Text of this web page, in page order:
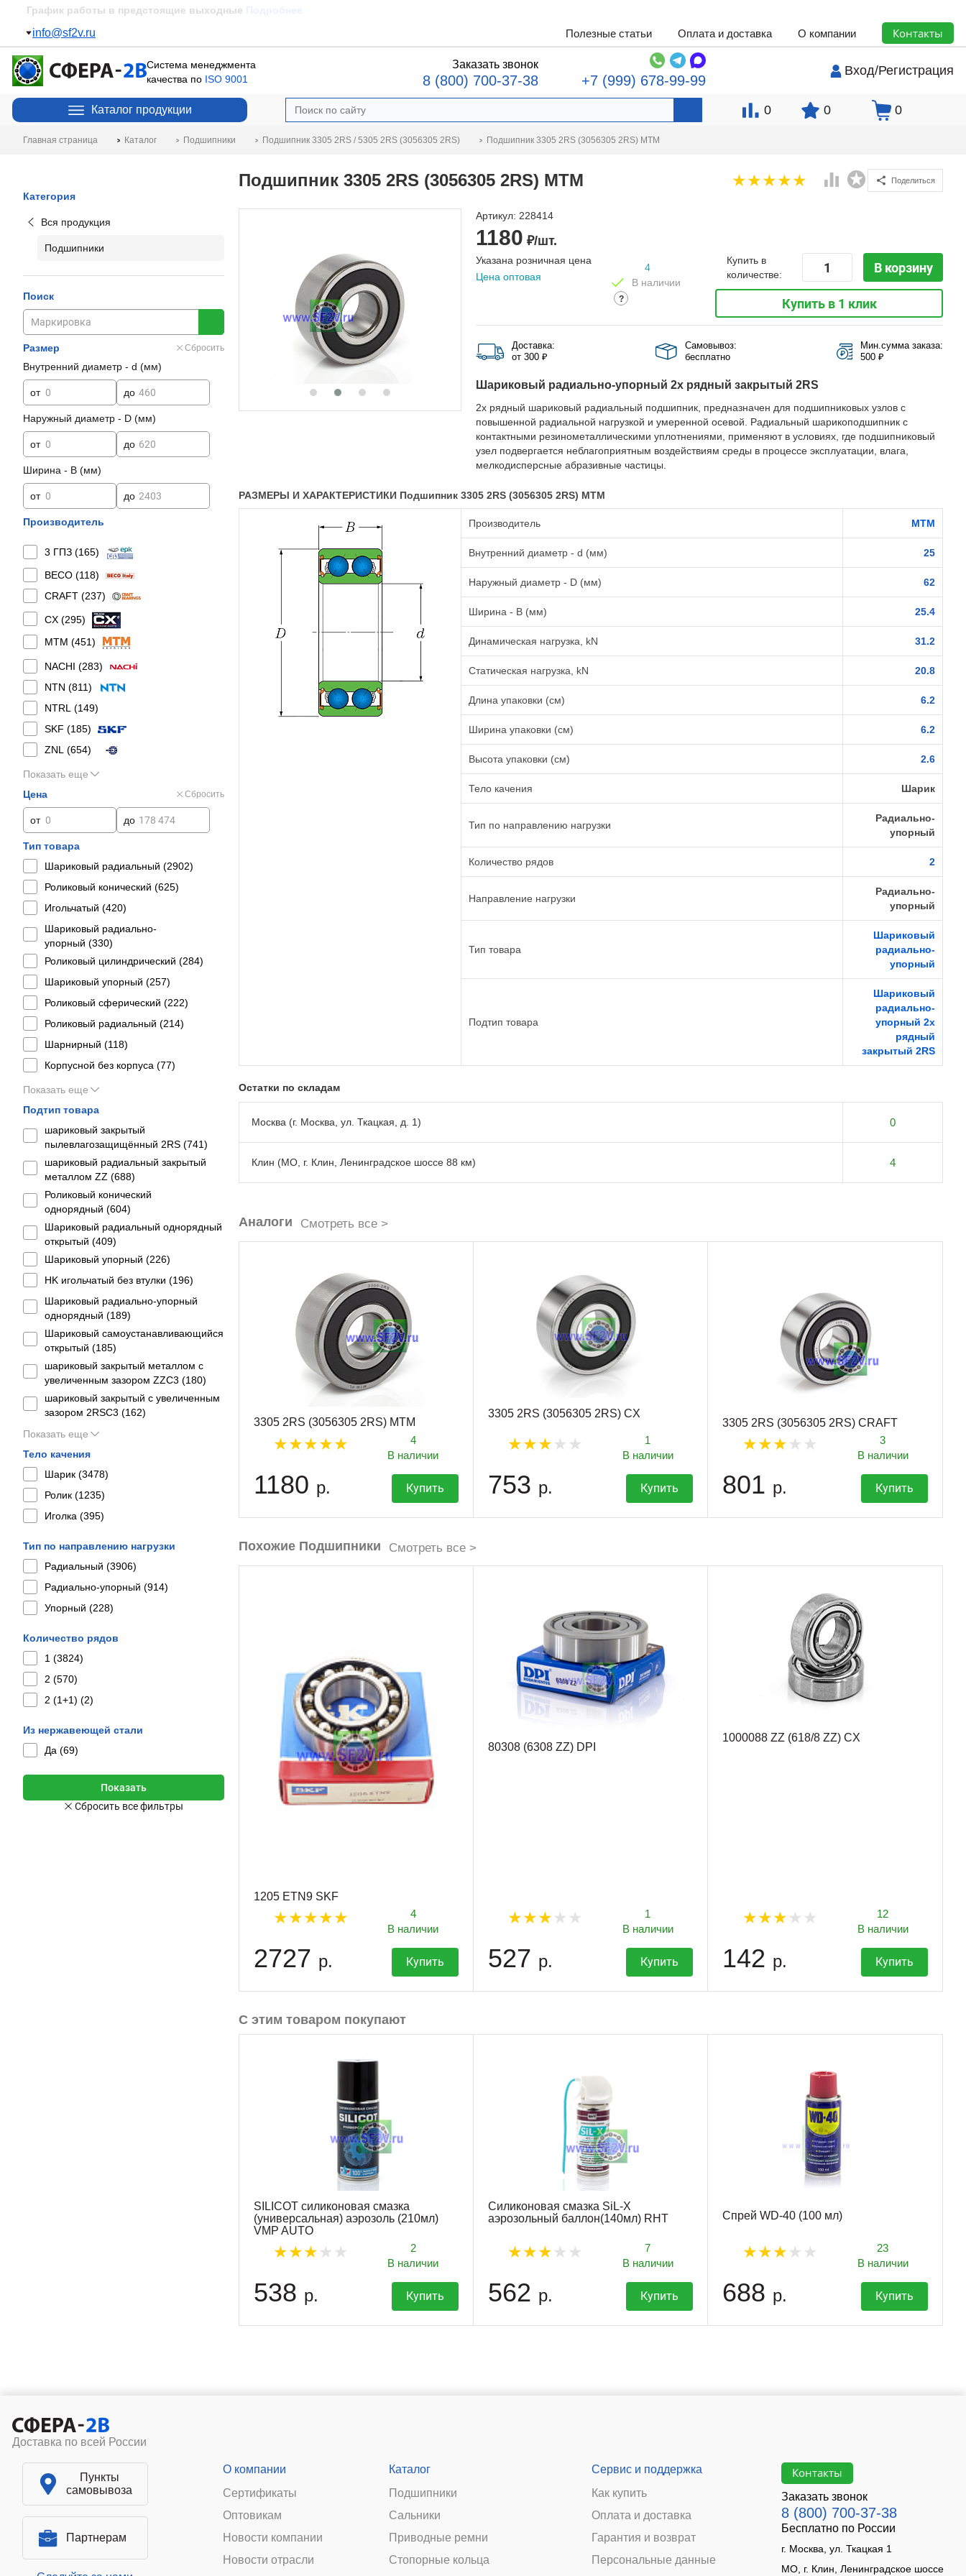
Пополнение складаПодробнее
info@sf2v.ru Полезные статьи Оплата и доставка О компании Контакты
Система менеджмента
качества по ISO 9001
Заказать звонок
8 (800) 700-37-38 +7 (999) 678-99-99
Вход/Регистрация
Каталог продукции 0 0 0
Главная страница Каталог Подшипники Подшипник 3305 2RS / 5305 2RS (3056305 2RS) Подшипник 3305 2RS (3056305 2RS) MTM
Категория
Вся продукция
Подшипники
Поиск
Размер Сбросить
Внутренний диаметр - d (мм)
от до
Наружный диаметр - D (мм)
от до
Ширина - B (мм)
от до
Производитель
3 ГПЗ (165)
BECO (118)
CRAFT (237)
CX (295)
MTM (451)
NACHI (283)
NTN (811)
NTRL (149)
SKF (185)
ZNL (654)
Показать еще
Цена
Сбросить
от до
Тип товара
Шариковый радиальный (2902)
Роликовый конический (625)
Игольчатый (420)
Шариковый радиально-
упорный (330)
Роликовый цилиндрический (284)
Шариковый упорный (257)
Роликовый сферический (222)
Роликовый радиальный (214)
Шарнирный (118)
Корпусной без корпуса (77)
Показать еще
Подтип товара
шариковый закрытый
пылевлагозащищённый 2RS (741)
шариковый радиальный закрытый
металлом ZZ (688)
Роликовый конический
однорядный (604)
Шариковый радиальный однорядный
открытый (409)
Шариковый упорный (226)
HK игольчатый без втулки (196)
Шариковый радиально-упорный
однорядный (189)
Шариковый самоустанавливающийся
открытый (185)
шариковый закрытый металлом с
увеличенным зазором ZZC3 (180)
шариковый закрытый с увеличенным
зазором 2RSС3 (162)
Показать еще
Тело качения
Шарик (3478)
Ролик (1235)
Иголка (395)
Тип по направлению нагрузки
Радиальный (3906)
Радиально-упорный (914)
Упорный (228)
Количество рядов
1 (3824)
2 (570)
2 (1+1) (2)
Из нержавеющей стали
Да (69)
Подшипник 3305 2RS (3056305 2RS) MTM Поделиться
Артикул: 228414
1180 ₽/шт.
Указана розничная цена
Цена оптовая
4
В наличии
?
Купить в
количестве:
В корзину
Купить в 1 клик
Доставка:
от 300 ₽
Самовывоз:
бесплатно
Мин.сумма заказа:
500 ₽
Шариковый радиально-упорный 2х рядный закрытый 2RS
2х рядный шариковый радиальный подшипник, предназначен для подшипниковых узлов с
повышенной радиальной нагрузкой и умеренной осевой. Радиальный шарикоподшипник с
контактными резинометаллическими уплотнениями, применяют в условиях, где подшипниковый
узел подвергается неблагоприятным воздействиям среды в процессе эксплуатации, влага,
мелкодисперсные абразивные частицы.
РАЗМЕРЫ И ХАРАКТЕРИСТИКИ Подшипник 3305 2RS (3056305 2RS) MTM
Производитель MTM
Внутренний диаметр - d (мм) 25
Наружный диаметр - D (мм) 62
Ширина - B (мм) 25.4
Динамическая нагрузка, kN 31.2
Статическая нагрузка, kN 20.8
Длина упаковки (см) 6.2
Ширина упаковки (см) 6.2
Высота упаковки (см) 2.6
Тело качения Шарик
Тип по направлению нагрузки
Радиально-
упорный
Количество рядов 2
Направление нагрузки
Радиально-
упорный
Тип товара
Шариковый
радиально-
упорный
Подтип товара
Шариковый
радиально-
упорный 2х
рядный
закрытый 2RS
Остатки по складам
Москва (г. Москва, ул. Ткацкая, д. 1) 0
Клин (МО, г. Клин, Ленинградское шоссе 88 км) 4
Аналоги Смотреть все >
3305 2RS (3056305 2RS) MTM
4
В наличии
1180 р. Купить
3305 2RS (3056305 2RS) CX
1
В наличии
753 р. Купить
3305 2RS (3056305 2RS) CRAFT
3
В наличии
801 р. Купить
Похожие Подшипники Смотреть все >
1205 ETN9 SKF
4
В наличии
2727 р. Купить
80308 (6308 ZZ) DPI
1
В наличии
527 р. Купить
1000088 ZZ (618/8 ZZ) CX
12
В наличии
142 р. Купить
С этим товаром покупают
SILICOT силиконовая смазка
(универсальная) аэрозоль (210мл)
VMP AUTO
2
В наличии
538 р. Купить
Силиконовая смазка SiL-X
аэрозольный баллон(140мл) RHT
7
В наличии
562 р. Купить
Спрей WD-40 (100 мл)
23
В наличии
688 р. Купить
Доставка по всей России
Пункты
самовывоза
Партнерам
О компании
Сертификаты
Оптовикам
Новости компании
Новости отрасли
Каталог
Подшипники
Сальники
Приводные ремни
Стопорные кольца
Сервис и поддержка
Как купить
Оплата и доставка
Гарантия и возврат
Персональные данные
Контакты
Заказать звонок
8 (800) 700-37-38
Бесплатно по России
г. Москва, ул. Ткацкая 1
МО, г. Клин, Ленинградское шоссе